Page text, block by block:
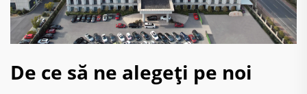
De ce să ne alegeți pe noi